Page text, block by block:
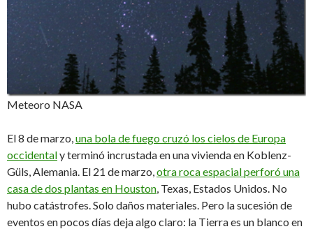
Meteoro NASA
El 8 de marzo, una bola de fuego cruzó los cielos de Europa
occidentaly terminó incrustada en una vivienda en Koblenz-
Güls, Alemania. El 21 de marzo, otra roca espacial perforó una
casa de dos plantas en Houston , Texas, Estados Unidos. No
hubo catástrofes. Solo daños materiales. Pero la sucesión de
eventos en pocos días deja algo claro: la Tierra es un blanco en